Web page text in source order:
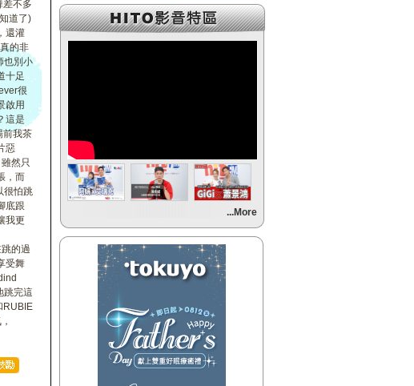
差不多
道了)
還灌
的非
也別小
十足
很
啟用
這是
前我茶
惡
然只
，而
很怕跳
底跟
我更
的過
受舞
跳完這
RUBIE
【HitFm正在進行】
(中部)
(南部)
午餐DJ(代班)-韋恩
【Next】
【HitFm正在進行】
【Next】
(宜蘭)午茶DJ-SoWhat
...More